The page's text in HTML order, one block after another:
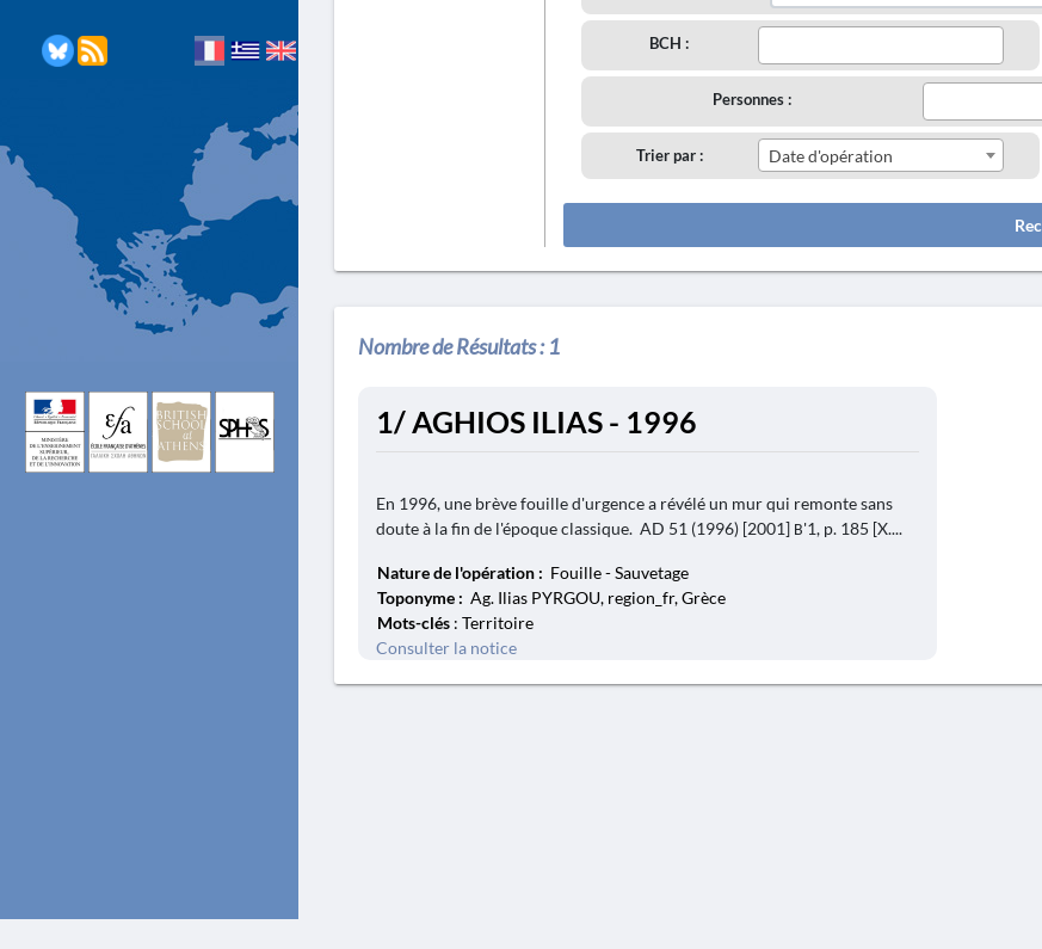
BCH :
Personnes :
Trier par : Date d'opération
Nombre de Résultats :1
1/ AGHIOS ILIAS - 1996
En 1996, une brève fouille d'urgence a révélé un mur qui remonte sans
doute à la fin de l'époque classique. AD 51 (1996) [2001] Β'1, p. 185 [X....
Nature de l'opération : Fouille - Sauvetage
Toponyme : Ag. Ilias PYRGOU, region_fr, Grèce
Mots-clés : Territoire
Consulter la notice